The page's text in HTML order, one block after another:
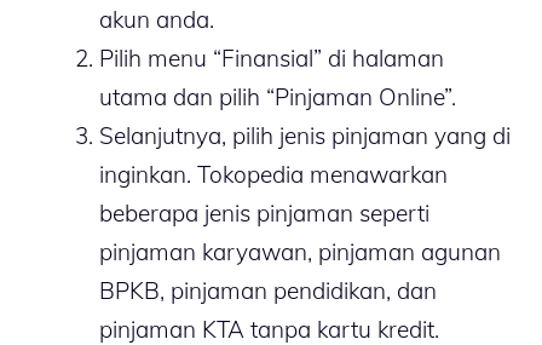
akun anda.
Pilih menu “Finansial” di halaman
utama dan pilih “Pinjaman Online”.
Selanjutnya, pilih jenis pinjaman yang di
inginkan. Tokopedia menawarkan
beberapa jenis pinjaman seperti
pinjaman karyawan, pinjaman agunan
BPKB, pinjaman pendidikan, dan
pinjaman KTA tanpa kartu kredit.